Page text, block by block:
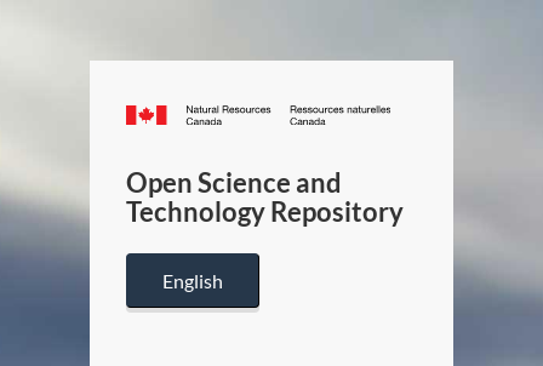
Canada.ca
/
Canada
Open Science and
Technology Repository
English